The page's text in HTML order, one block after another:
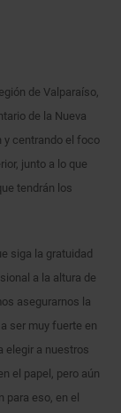
de Valparaíso,
de la Nueva
y centrando el foco
junto a lo que
tendrán los
siga la gratuidad
a la altura de
asegurarnos la
ser muy fuerte en
elegir a nuestros
el papel, pero aún
para eso, en el